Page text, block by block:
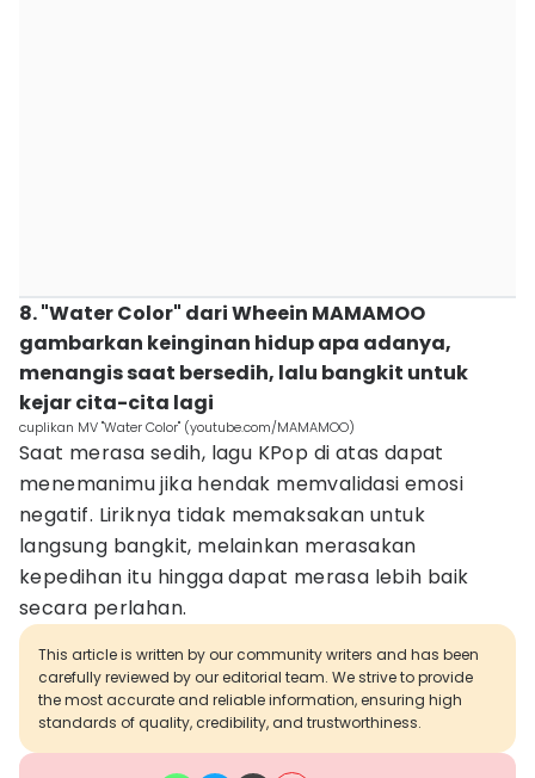
8. "Water Color" dari Wheein MAMAMOO
gambarkan keinginan hidup apa adanya,
menangis saat bersedih, lalu bangkit untuk
kejar cita-cita lagi
cuplikan MV "Water Color" (youtube.com/MAMAMOO)
Saat merasa sedih, lagu KPop di atas dapat
menemanimu jika hendak memvalidasi emosi
negatif. Liriknya tidak memaksakan untuk
langsung bangkit, melainkan merasakan
kepedihan itu hingga dapat merasa lebih baik
secara perlahan.
This article is written by our community writers and has been
carefully reviewed by our editorial team. We strive to provide
the most accurate and reliable information, ensuring high
standards of quality, credibility, and trustworthiness.